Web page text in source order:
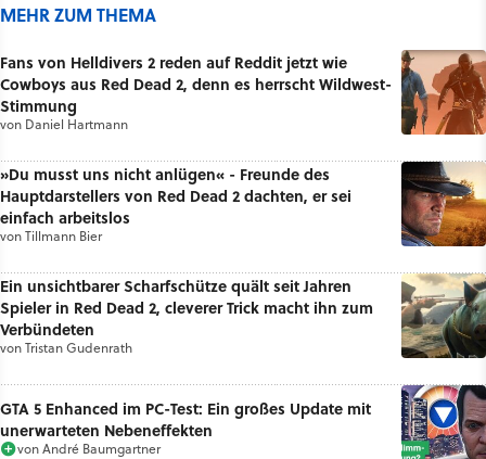
MEHR ZUM THEMA
Fans von Helldivers 2 reden auf Reddit jetzt wie
Cowboys aus Red Dead 2, denn es herrscht Wildwest-
Stimmung
von Daniel Hartmann
»Du musst uns nicht anlügen« - Freunde des
Hauptdarstellers von Red Dead 2 dachten, er sei
einfach arbeitslos
vonTillmann Bier
Ein unsichtbarer Scharfschütze quält seit Jahren
Spieler in Red Dead 2, cleverer Trick macht ihn zum
Verbündeten
vonTristan Gudenrath
GTA 5 Enhanced im PC-Test: Ein großes Update mit
unerwarteten Nebeneffekten
vonAndré Baumgartner